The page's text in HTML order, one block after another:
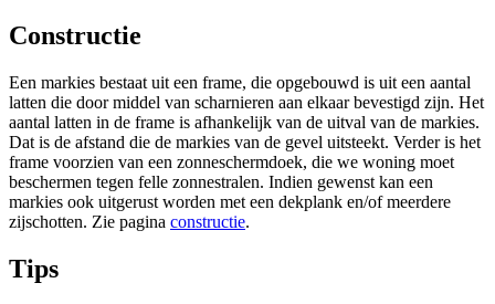
Constructie
Een markies bestaat uit een frame, die opgebouwd is uit een aantal
latten die door middel van scharnieren aan elkaar bevestigd zijn. Het
aantal latten in de frame is afhankelijk van de uitval van de markies.
Dat is de afstand die de markies van de gevel uitsteekt. Verder is het
frame voorzien van een zonneschermdoek, die we woning moet
beschermen tegen felle zonnestralen. Indien gewenst kan een
markies ook uitgerust worden met een dekplank en/of meerdere
zijschotten. Zie pagina constructie.
Tips